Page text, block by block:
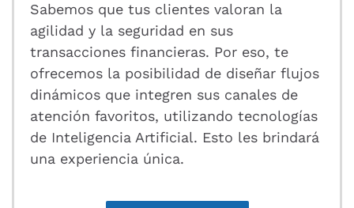
Sabemos que tus clientes valoran la
agilidad y la seguridad en sus
transacciones financieras. Por eso, te
ofrecemos la posibilidad de diseñar flujos
dinámicos que integren sus canales de
atención favoritos, utilizando tecnologías
de Inteligencia Artificial. Esto les brindará
una experiencia única.